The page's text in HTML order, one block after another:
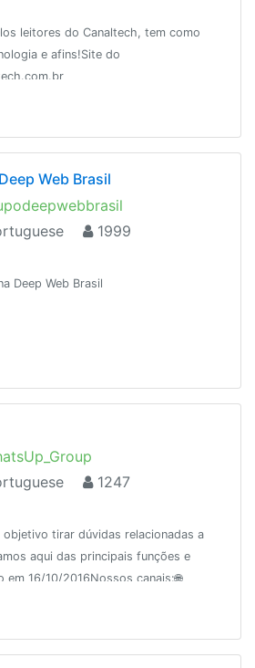
leitores do Canaltech, tem como
e afins!Site do
Web Brasil
1999
Deep Web Brasil
1247
tirar dúvidas relacionadas a
aqui das principais funções e
16/10/2016Nossos canais:🌐
@WhatsUp_Themes (TEMAS)